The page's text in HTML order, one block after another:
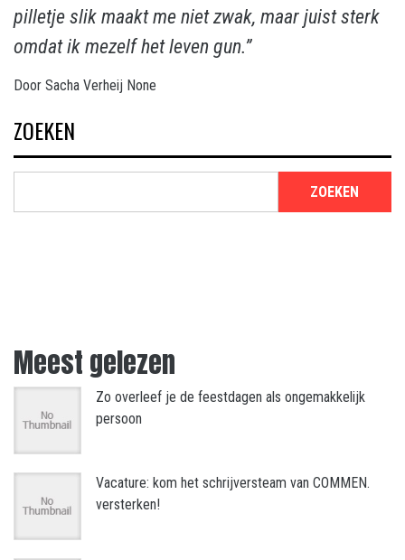
pilletje slik maakt me niet zwak, maar juist sterk
omdat ik mezelf het leven gun.”
Door Sacha Verheij None
ZOEKEN
ZOEKEN
Meest gelezen
Zo overleef je de feestdagen als ongemakkelijk
persoon
Vacature: kom het schrijversteam van COMMEN.
versterken!